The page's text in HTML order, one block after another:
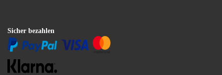
Sicher bezahlen